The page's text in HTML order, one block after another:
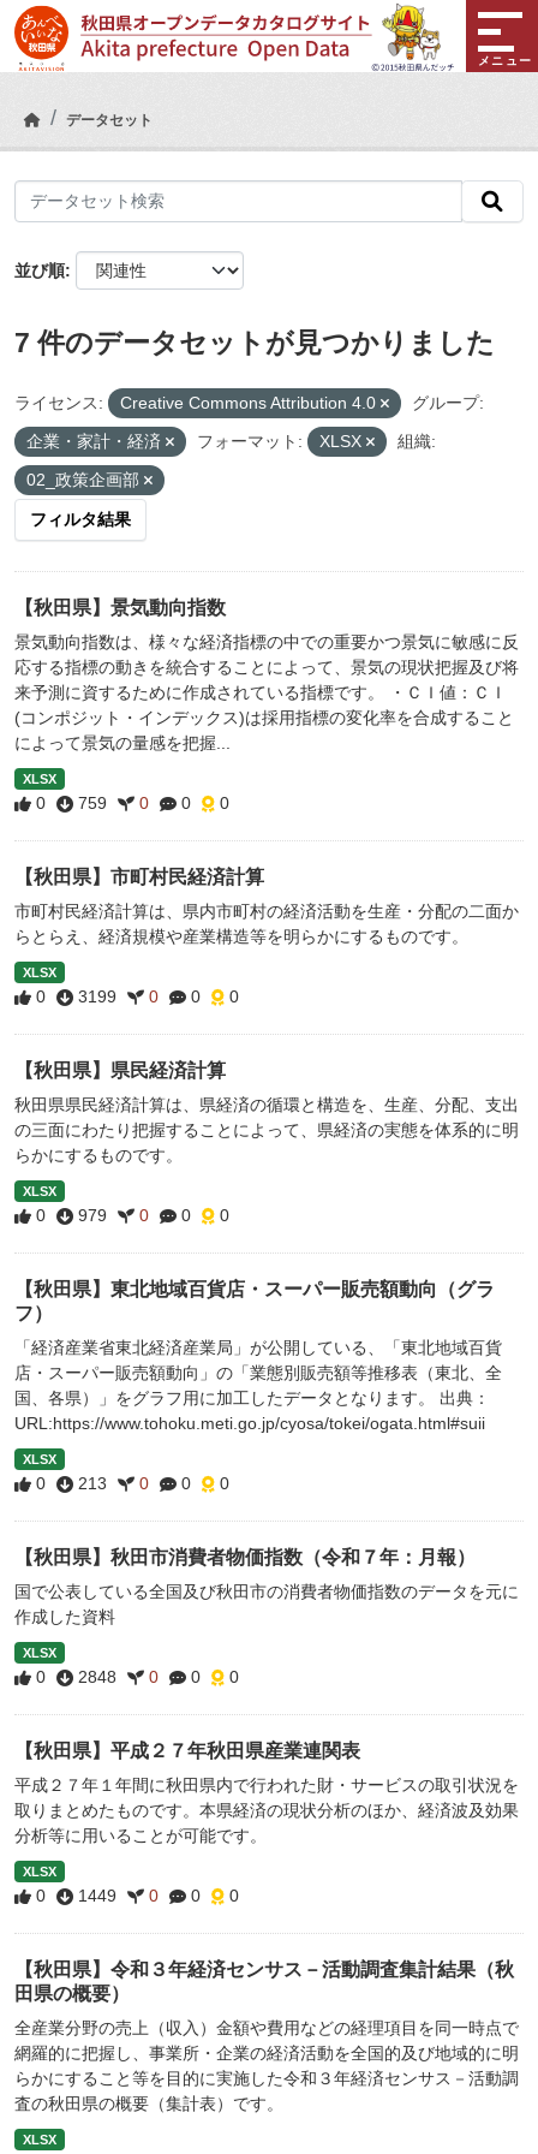
Skip to main content
メニュー
データセット
並び順
7 件のデータセットが見つかりました
ライセンス: Creative Commons Attribution 4.0
グループ:
企業・家計・経済
フォーマット: XLSX
組織:
02_政策企画部
フィルタ結果
【秋田県】景気動向指数
景気動向指数は、様々な経済指標の中での重要かつ景気に敏感に反
応する指標の動きを統合することによって、景気の現状把握及び将
来予測に資するために作成されている指標です。 ・ＣＩ値：ＣＩ
(コンポジット・インデックス)は採用指標の変化率を合成すること
によって景気の量感を把握...
XLSX
0 759 0 0 0
【秋田県】市町村民経済計算
市町村民経済計算は、県内市町村の経済活動を生産・分配の二面か
らとらえ、経済規模や産業構造等を明らかにするものです。
XLSX
0 3199 0 0 0
【秋田県】県民経済計算
秋田県県民経済計算は、県経済の循環と構造を、生産、分配、支出
の三面にわたり把握することによって、県経済の実態を体系的に明
らかにするものです。
XLSX
0 979 0 0 0
【秋田県】東北地域百貨店・スーパー販売額動向（グラ
フ）
「経済産業省東北経済産業局」が公開している、「東北地域百貨
店・スーパー販売額動向」の「業態別販売額等推移表（東北、全
国、各県）」をグラフ用に加工したデータとなります。 出典：
URL:https://www.tohoku.meti.go.jp/cyosa/tokei/ogata.html#suii
XLSX
0 213 0 0 0
【秋田県】秋田市消費者物価指数（令和７年：月報）
国で公表している全国及び秋田市の消費者物価指数のデータを元に
作成した資料
XLSX
0 2848 0 0 0
【秋田県】平成２７年秋田県産業連関表
平成２７年１年間に秋田県内で行われた財・サービスの取引状況を
取りまとめたものです。本県経済の現状分析のほか、経済波及効果
分析等に用いることが可能です。
XLSX
0 1449 0 0 0
【秋田県】令和３年経済センサス－活動調査集計結果（秋
田県の概要）
全産業分野の売上（収入）金額や費用などの経理項目を同一時点で
網羅的に把握し、事業所・企業の経済活動を全国的及び地域的に明
らかにすること等を目的に実施した令和３年経済センサス－活動調
査の秋田県の概要（集計表）です。
XLSX